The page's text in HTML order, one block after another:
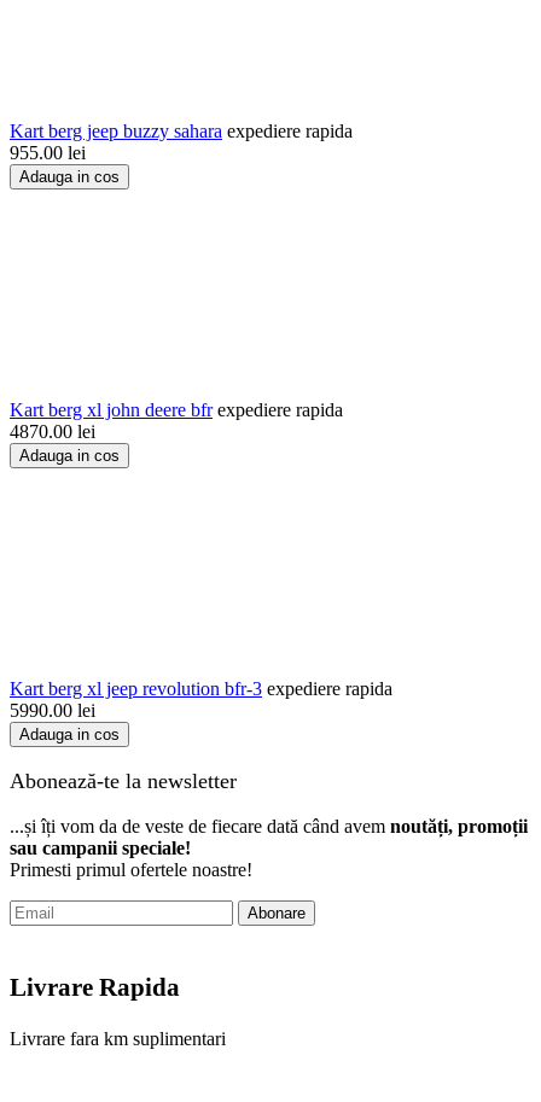
Kart berg jeep buzzy sahara expediere rapida
955.00 lei
Adauga in cos
Kart berg xl john deere bfr expediere rapida
4870.00 lei
Adauga in cos
Kart berg xl jeep revolution bfr-3 expediere rapida
5990.00 lei
Adauga in cos
Abonează-te la newsletter
...și îți vom da de veste de fiecare dată când avem noutăți, promoții
sau campanii speciale!
Primesti primul ofertele noastre!
Abonare
Livrare Rapida
Livrare fara km suplimentari